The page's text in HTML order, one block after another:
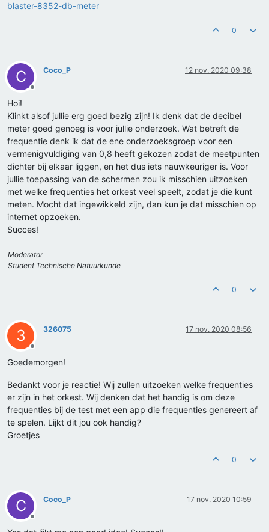
blaster-8352-db-meter
0
C
Offline
Coco_P 12 nov. 2020 09:38
Hoi!
Klinkt alsof jullie erg goed bezig zijn! Ik denk dat de decibel
meter goed genoeg is voor jullie onderzoek. Wat betreft de
frequentie denk ik dat de ene onderzoeksgroep voor een
vermenigvuldiging van 0,8 heeft gekozen zodat de meetpunten
dichter bij elkaar liggen, en het dus iets nauwkeuriger is. Voor
jullie toepassing van de schermen zou ik misschien uitzoeken
met welke frequenties het orkest veel speelt, zodat je die kunt
meten. Mocht dat ingewikkeld zijn, dan kun je dat misschien op
internet opzoeken.
Succes!
Moderator
Student Technische Natuurkunde
0
3
Offline
326075 17 nov. 2020 08:56
Goedemorgen!
Bedankt voor je reactie! Wij zullen uitzoeken welke frequenties
er zijn in het orkest. Wij denken dat het handig is om deze
frequenties bij de test met een app die frequenties genereert af
te spelen. Lijkt dit jou ook handig?
Groetjes
0
C
Offline
Coco_P 17 nov. 2020 10:59